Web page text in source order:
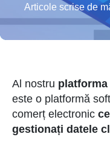
Articole scrise de
Al nostru platforma
este o platformă
comerț electronic
gestionați datele